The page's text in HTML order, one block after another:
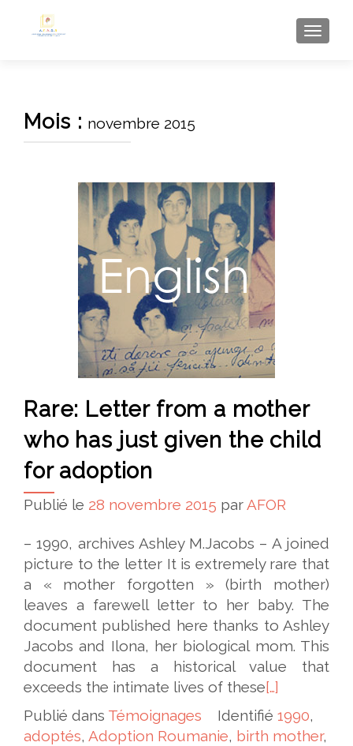
Mois : novembre 2015
Rare: Letter from a mother
who has just given the child
for adoption
Publié le 28 novembre 2015 par AFOR
– 1990, archives Ashley M.Jacobs – A joined
picture to the letter It is extremely rare that
a « mother forgotten » (birth mother)
leaves a farewell letter to her baby. The
document published here thanks to Ashley
Jacobs and Ilona, her biological mom. This
document has a historical value that
exceeds the intimate lives of these[…]
Publié dans Témoignages Identifié 1990,
adoptés, Adoption Roumanie, birth mother,